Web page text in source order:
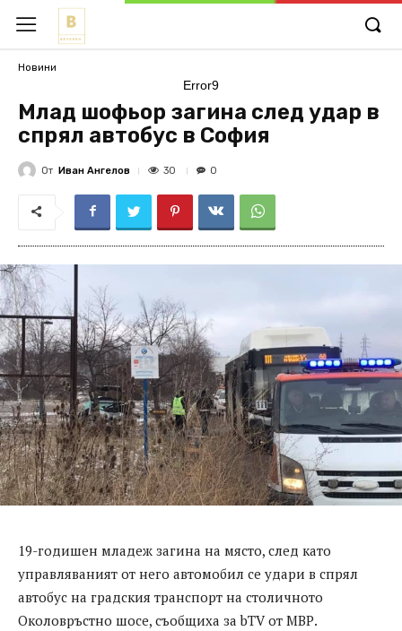
Новини
Error9
Млад шофьор загина след удар в
спрял автобус в София
От Иван Ангелов 30 0
19-годишен младеж загина на място, след като
управляваният от него автомобил се удари в спрял
автобус на градския транспорт на столичното
Околовръстно шосе, съобщиха за bTV от МВР.